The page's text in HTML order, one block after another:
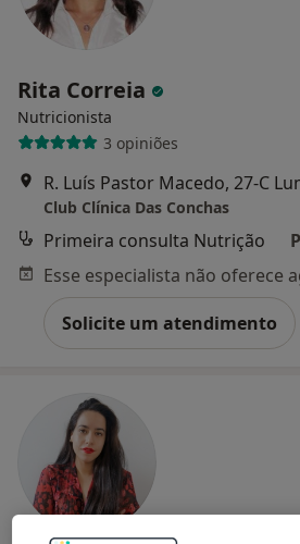
Rita Correia
Nutricionista
3 opiniões
R. Luís Pastor Macedo, 27-C
Club Clínica Das Conchas
Primeira consulta Nutrição
Solicite um atendimento